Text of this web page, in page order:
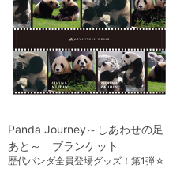
Panda Journey～しあわせの足
あと～ ブランケット
歴代パンダ全員登場グッズ！第1弾☆